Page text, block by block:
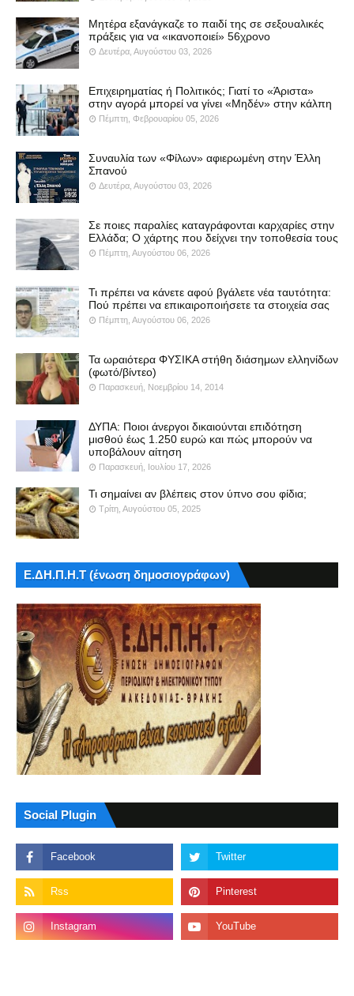
Μητέρα εξανάγκαζε το παιδί της σε σεξουαλικές
πράξεις για να «ικανοποιεί» 56χρονο
Δευτέρα, Αυγούστου 03, 2026
Επιχειρηματίας ή Πολιτικός; Γιατί το «Άριστα»
στην αγορά μπορεί να γίνει «Μηδέν» στην κάλπη
Πέμπτη, Φεβρουαρίου 05, 2026
Συναυλία των «Φίλων» αφιερωμένη στην Έλλη
Σπανού
Δευτέρα, Αυγούστου 03, 2026
Σε ποιες παραλίες καταγράφονται καρχαρίες στην
Ελλάδα; Ο χάρτης που δείχνει την τοποθεσία τους
Πέμπτη, Αυγούστου 06, 2026
Τι πρέπει να κάνετε αφού βγάλετε νέα ταυτότητα:
Πού πρέπει να επικαιροποιήσετε τα στοιχεία σας
Πέμπτη, Αυγούστου 06, 2026
Τα ωραιότερα ΦΥΣΙΚΑ στήθη διάσημων ελληνίδων
(φωτό/βίντεο)
Παρασκευή, Νοεμβρίου 14, 2014
ΔΥΠΑ: Ποιοι άνεργοι δικαιούνται επιδότηση
μισθού έως 1.250 ευρώ και πώς μπορούν να
υποβάλουν αίτηση
Παρασκευή, Ιουλίου 17, 2026
Τι σημαίνει αν βλέπεις στον ύπνο σου φίδια;
Τρίτη, Αυγούστου 05, 2025
Ε.ΔΗ.Π.Η.Τ (ένωση δημοσιογράφων)
Social Plugin